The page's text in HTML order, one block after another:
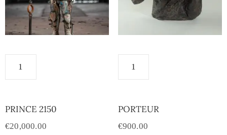
PRINCE 2150
€20,000.00
PORTEUR
€900.00